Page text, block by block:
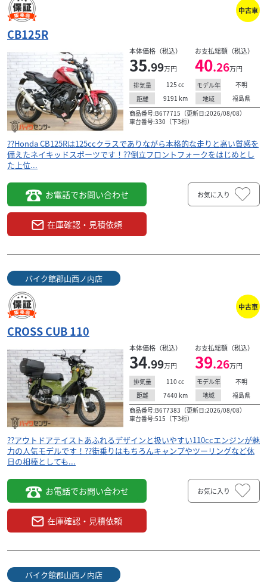
中古車
CB125R
本体価格（税込）
35.99万円
お支払総額（税込）
40.26万円
排気量 125 cc モデル年
不明
距離
9191 km 地域
福島県
商品番号:B677715（更新日:2026/08/08）
車台番号:330（下3桁）
??Honda CB125Rは125ccクラスでありながら本格的な走りと高い質感を
備えたネイキッドスポーツです！??倒立フロントフォークをはじめとし
た上位...
お電話でお問い合わせ
在庫確認・見積依頼
お気に入り
バイク館郡山西ノ内店
中古車
CROSS CUB 110
本体価格（税込）
34.99万円
お支払総額（税込）
39.26万円
排気量 110 cc モデル年
不明
距離
7440 km 地域
福島県
商品番号:B677383（更新日:2026/08/08）
車台番号:515（下3桁）
??アウトドアテイストあふれるデザインと扱いやすい110ccエンジンが魅
力の人気モデルです！??街乗りはもちろんキャンプやツーリングなど休
日の相棒としても...
お電話でお問い合わせ
在庫確認・見積依頼
お気に入り
バイク館郡山西ノ内店